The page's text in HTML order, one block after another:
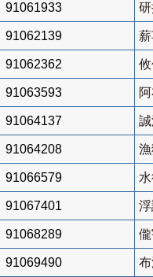
91061933
91062139
91062362
91063593
91064137
91064208
91066579
91067401
91068289
91069490